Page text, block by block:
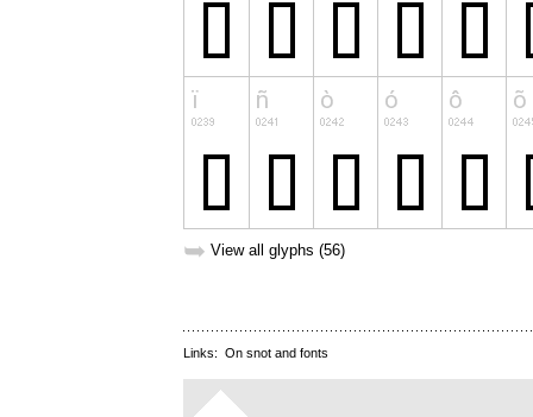
➥ View all glyphs (56)
Links: On snot and fonts